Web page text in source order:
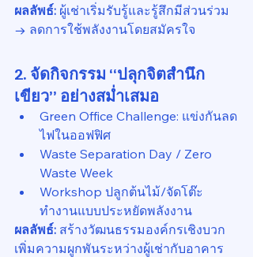
ผลลัพธ์: ผู้เช่าเริ่มรับรู้และรู้สึกมีส่วนร่วม
→ ลดการใช้พลังงานโดยสมัครใจ
2. จัดกิจกรรม “ปลุกจิตสำนึก
เขียว” อย่างสม่ำเสมอ
Green Office Challenge: แข่งกันลด
ไฟในออฟฟิศ
Waste Separation Day / Zero
Waste Week
Workshop ปลูกต้นไม้/จัดโต๊ะ
ทำงานแบบประหยัดพลังงาน
ผลลัพธ์: สร้างวัฒนธรรมองค์กรเชิงบวก
เพิ่มความผูกพันระหว่างผู้เช่ากับอาคาร